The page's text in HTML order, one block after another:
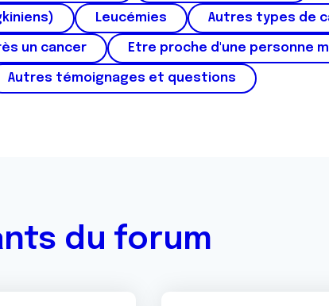
Leucémies Autres types de
un cancer Etre proche d'une personne
Autres témoignages et questions
du forum